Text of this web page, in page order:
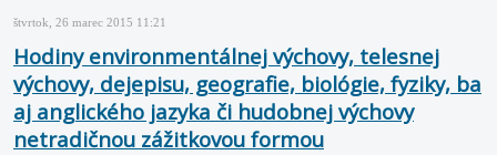
štvrtok, 26 marec 2015 11:21
Hodiny environmentálnej výchovy, telesnej
výchovy, dejepisu, geografie, biológie, fyziky, ba
aj anglického jazyka či hudobnej výchovy
netradičnou zážitkovou formou